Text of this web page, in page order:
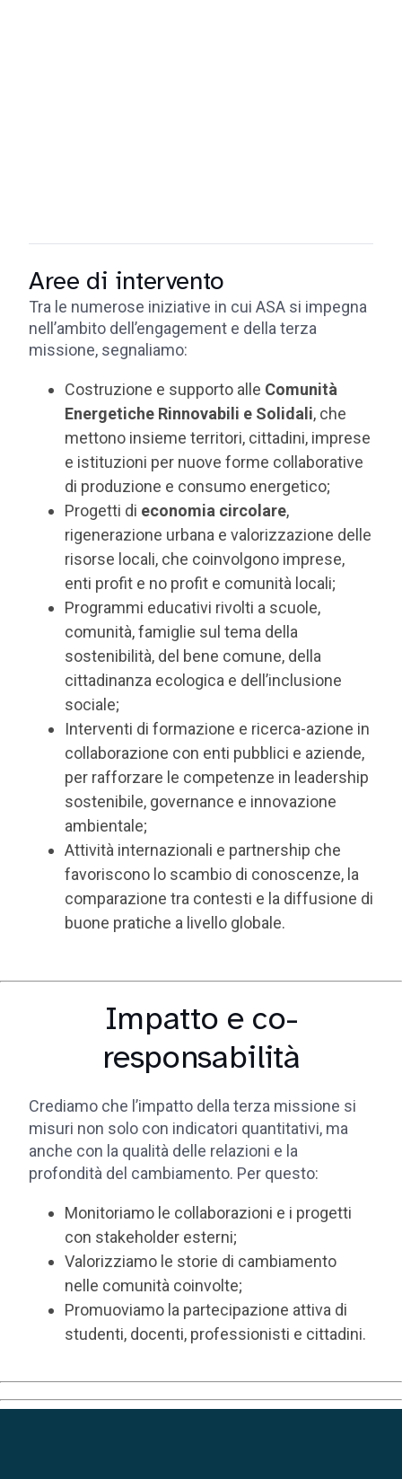
Aree di intervento
Tra le numerose iniziative in cui ASA si impegna
nell’ambito dell’engagement e della terza
missione, segnaliamo:
Costruzione e supporto alle Comunità
Energetiche Rinnovabili e Solidali, che
mettono insieme territori, cittadini, imprese
e istituzioni per nuove forme collaborative
di produzione e consumo energetico;
Progetti di economia circolare,
rigenerazione urbana e valorizzazione delle
risorse locali, che coinvolgono imprese,
enti profit e no profit e comunità locali;
Programmi educativi rivolti a scuole,
comunità, famiglie sul tema della
sostenibilità, del bene comune, della
cittadinanza ecologica e dell’inclusione
sociale;
Interventi di formazione e ricerca-azione in
collaborazione con enti pubblici e aziende,
per rafforzare le competenze in leadership
sostenibile, governance e innovazione
ambientale;
Attività internazionali e partnership che
favoriscono lo scambio di conoscenze, la
comparazione tra contesti e la diffusione di
buone pratiche a livello globale.
Impatto e co-
responsabilità
Crediamo che l’impatto della terza missione si
misuri non solo con indicatori quantitativi, ma
anche con la qualità delle relazioni e la
profondità del cambiamento. Per questo:
Monitoriamo le collaborazioni e i progetti
con stakeholder esterni;
Valorizziamo le storie di cambiamento
nelle comunità coinvolte;
Promuoviamo la partecipazione attiva di
studenti, docenti, professionisti e cittadini.